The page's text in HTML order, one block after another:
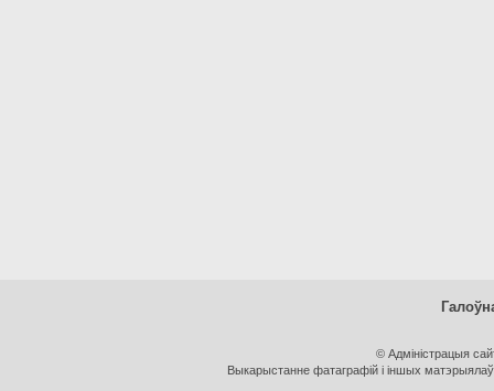
© Адміністрацыя
Выкарыстанне фатаграфій і іншых